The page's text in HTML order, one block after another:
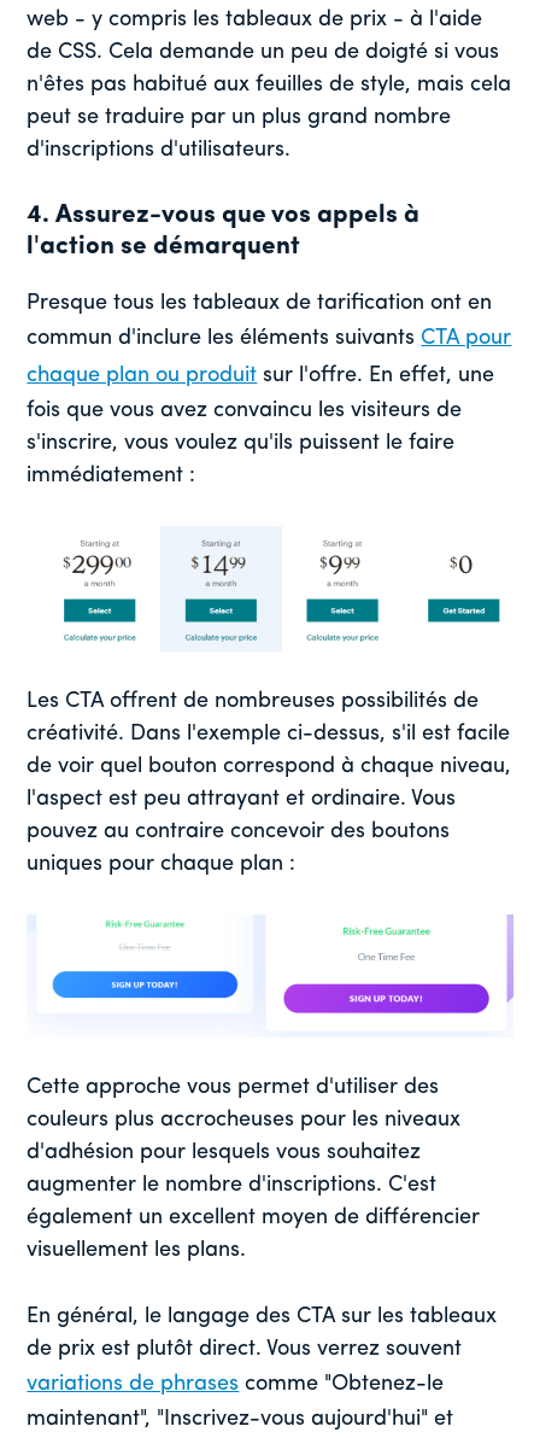
web - y compris les tableaux de prix - à l'aide
de CSS. Cela demande un peu de doigté si vous
n'êtes pas habitué aux feuilles de style, mais cela
peut se traduire par un plus grand nombre
d'inscriptions d'utilisateurs.
4. Assurez-vous que vos appels à
l'action se démarquent
Presque tous les tableaux de tarification ont en
commun d'inclure les éléments suivants CTA pour
chaque plan ou produit sur l'offre. En effet, une
fois que vous avez convaincu les visiteurs de
s'inscrire, vous voulez qu'ils puissent le faire
immédiatement :
Les CTA offrent de nombreuses possibilités de
créativité. Dans l'exemple ci-dessus, s'il est facile
de voir quel bouton correspond à chaque niveau,
l'aspect est peu attrayant et ordinaire. Vous
pouvez au contraire concevoir des boutons
uniques pour chaque plan :
Cette approche vous permet d'utiliser des
couleurs plus accrocheuses pour les niveaux
d'adhésion pour lesquels vous souhaitez
augmenter le nombre d'inscriptions. C'est
également un excellent moyen de différencier
visuellement les plans.
En général, le langage des CTA sur les tableaux
de prix est plutôt direct. Vous verrez souvent
variations de phrases comme "Obtenez-le
maintenant", "Inscrivez-vous aujourd'hui" et